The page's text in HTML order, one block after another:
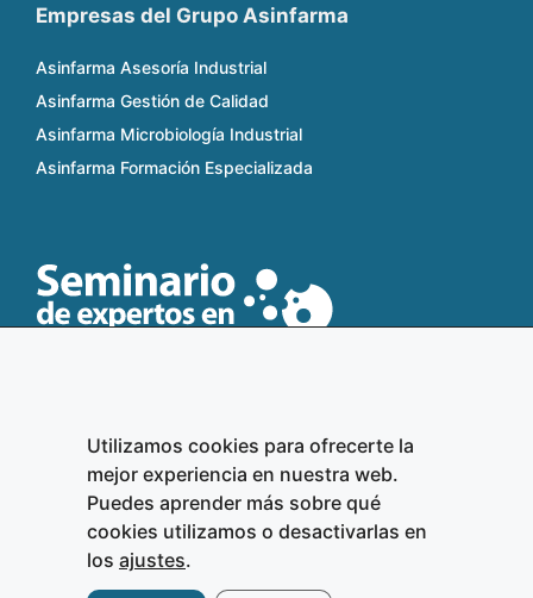
Empresas del Grupo Asinfarma
Asinfarma Asesoría Industrial
Asinfarma Gestión de Calidad
Asinfarma Microbiología Industrial
Asinfarma Formación Especializada
Aviso legal
Política de privacidad
Política de cookies
Ajustes de cookies
Utilizamos cookies para ofrecerte la
mejor experiencia en nuestra web.
Puedes aprender más sobre qué
cookies utilizamos o desactivarlas en
los ajustes.